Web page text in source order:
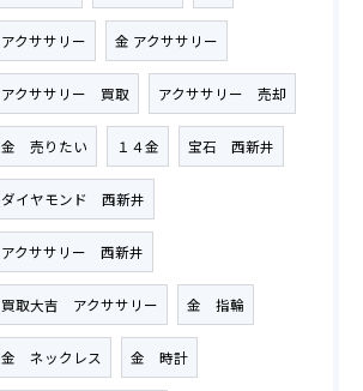
アクササリー 金 アクササリー
アクササリー 買取 アクササリー 売却
金 売りたい １４金 宝石 西新井
ダイヤモンド 西新井
アクササリー 西新井
買取大吉 アクササリー 金 指輪
金 ネックレス 金 時計